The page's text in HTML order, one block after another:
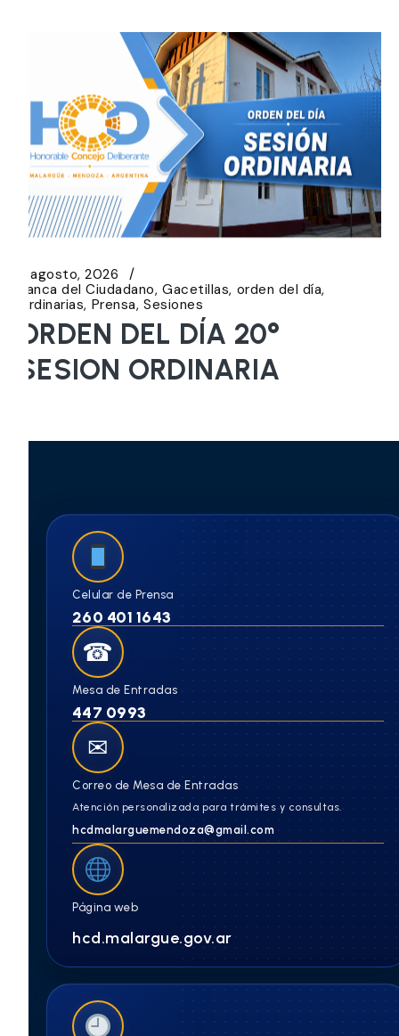
5 agosto, 2026
Banca del Ciudadano Gacetillas orden del día
Ordinarias Prensa Sesiones
ORDEN DEL DÍA 20°
SESION ORDINARIA
Celular de Prensa
260 401 1643
☎
Mesa de Entradas
447 0993
✉
Correo de Mesa de Entradas
Atención personalizada para trámites y consultas.
hcdmalarguemendoza@gmail.com
Página web
hcd.malargue.gov.ar